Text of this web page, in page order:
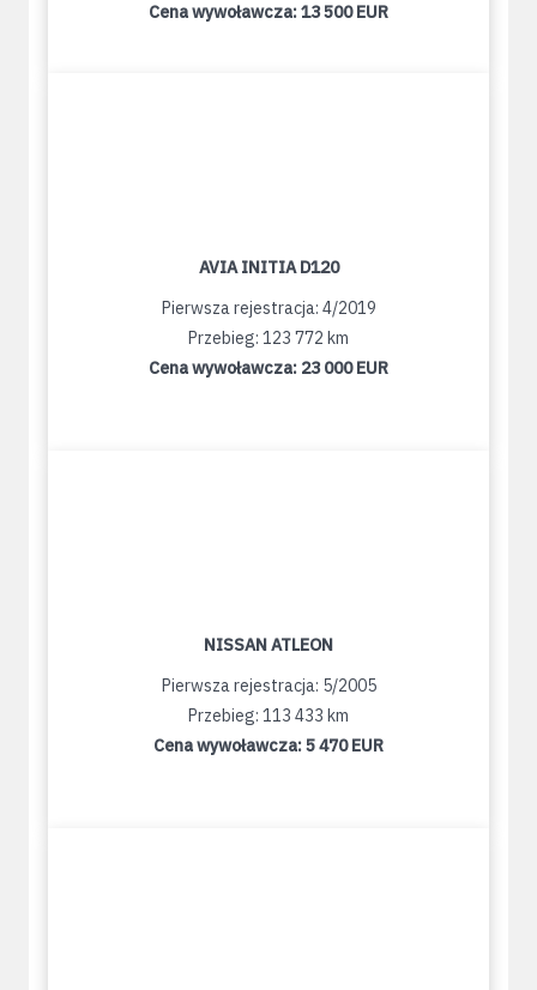
Cena wywoławcza:13 500 EUR
AVIA INITIA D120
Pierwsza rejestracja: 4/2019
Przebieg: 123 772 km
Cena wywoławcza: 23 000 EUR
NISSAN ATLEON
Pierwsza rejestracja: 5/2005
Przebieg: 113 433 km
Cena wywoławcza:5 470 EUR